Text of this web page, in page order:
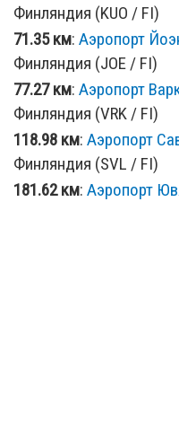
Финляндия (KUO / FI)
71.35 км: Аэропорт
Финляндия (JOE / FI)
77.27 км: Аэропорт
Финляндия (VRK / FI)
118.98 км: Аэропорт
Финляндия (SVL / FI)
181.62 км: Аэропорт